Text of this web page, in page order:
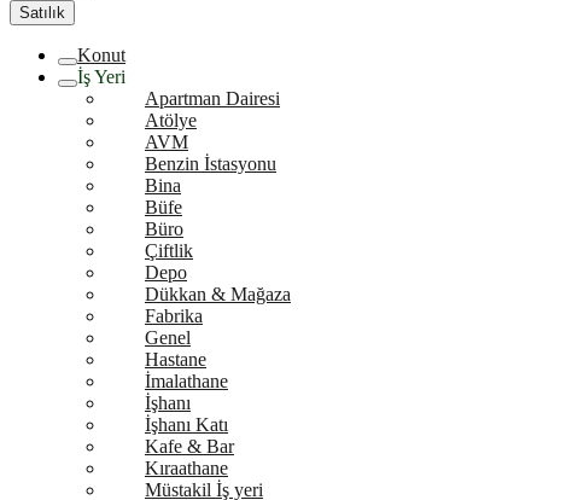
Satılık
Konut
İş Yeri
Apartman Dairesi
Atölye
AVM
Benzin İstasyonu
Bina
Büfe
Büro
Çiftlik
Depo
Dükkan & Mağaza
Fabrika
Genel
Hastane
İmalathane
İşhanı
İşhanı Katı
Kafe & Bar
Kıraathane
Müstakil İş yeri